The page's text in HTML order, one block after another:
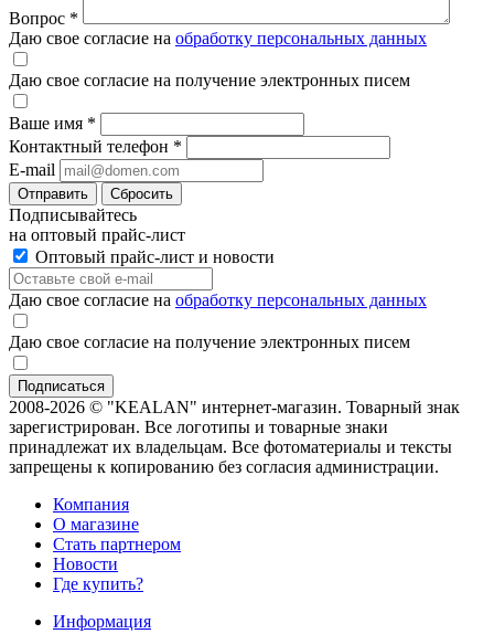
Вопрос *
Даю свое согласие на обработку персональных данных
Даю свое согласие на получение электронных писем
Ваше имя *
Контактный телефон *
E-mail
Отправить Сбросить
Подписывайтесь
на оптовый прайс-лист
Оптовый прайс-лист и новости
Даю свое согласие на обработку персональных данных
Даю свое согласие на получение электронных писем
2008-2026 © "KEALAN" интернет-магазин. Товарный знак
зарегистрирован. Все логотипы и товарные знаки
принадлежат их владельцам. Все фотоматериалы и тексты
запрещены к копированию без согласия администрации.
Компания
О магазине
Стать партнером
Новости
Где купить?
Информация